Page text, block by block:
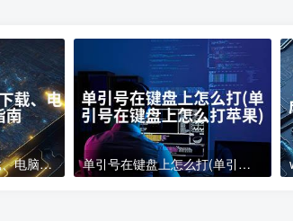
电脑下载软件怎么下载、电脑软件下载指南 单引号在键盘上怎么打(单引号在键盘上怎么打苹果)